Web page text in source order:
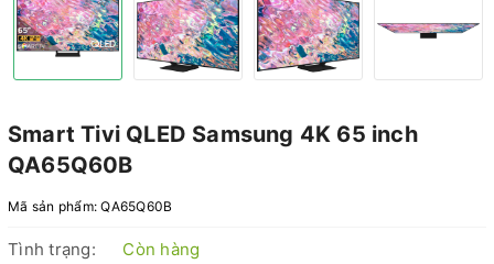
Smart Tivi QLED Samsung 4K 65 inch
QA65Q60B
Mã sản phẩm:QA65Q60B
Tình trạng:
Còn hàng